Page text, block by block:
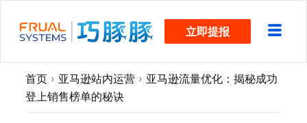
过
立即提报
首页 › 亚马逊站内运营 › 亚马逊流量优化：揭秘成功
登上销售榜单的秘诀